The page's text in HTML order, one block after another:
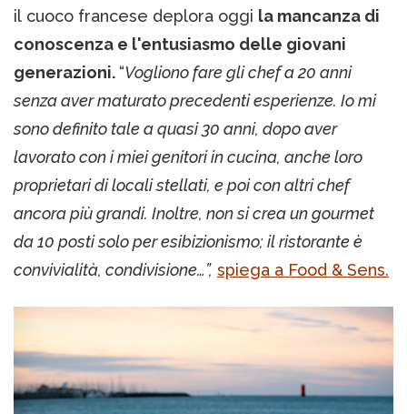
il cuoco francese deplora oggi la mancanza di
conoscenza e l'entusiasmo delle giovani
generazioni. “Vogliono fare gli chef a 20 anni
senza aver maturato precedenti esperienze. Io mi
sono definito tale a quasi 30 anni, dopo aver
lavorato con i miei genitori in cucina, anche loro
proprietari di locali stellati, e poi con altri chef
ancora più grandi. Inoltre, non si crea un gourmet
da 10 posti solo per esibizionismo; il ristorante è
convivialità, condivisione…”, spiega a Food & Sens.